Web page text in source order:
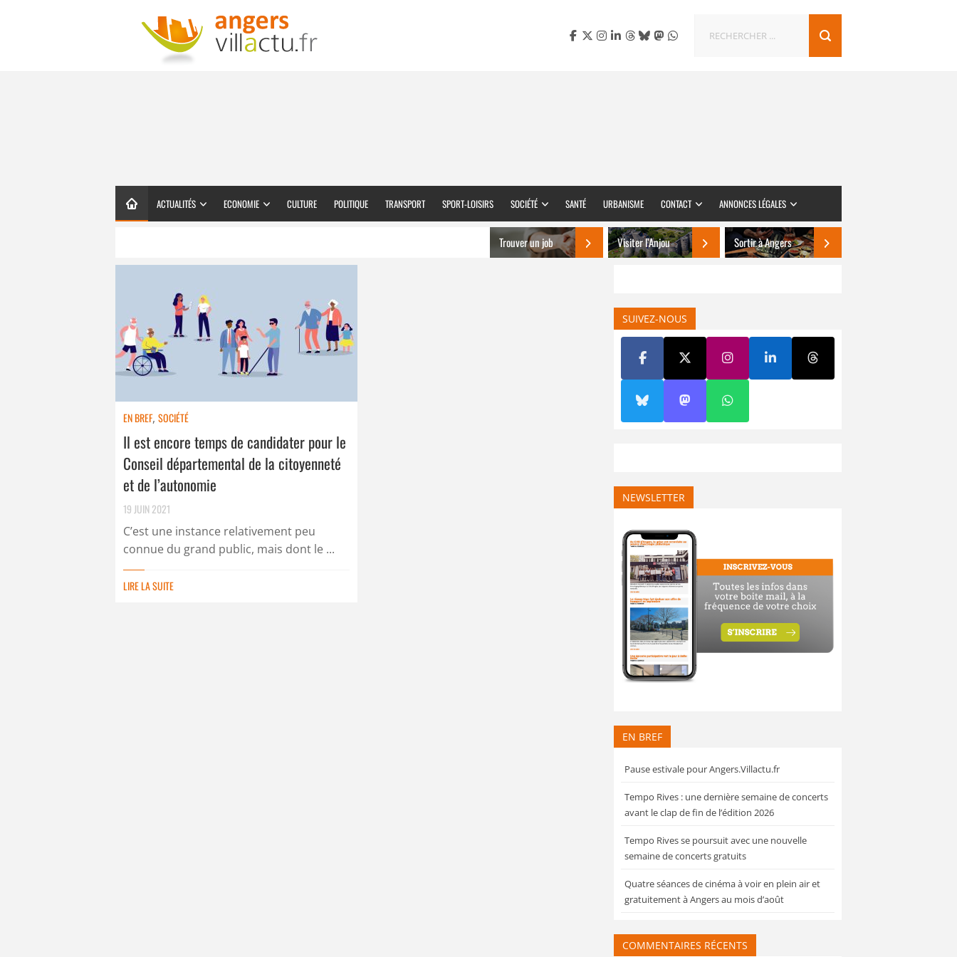
ACTUALITÉS ECONOMIE CULTURE POLITIQUE TRANSPORT SPORT-LOISIRS SOCIÉTÉ SANTÉ URBANISME CONTACT ANNONCES LÉGALES
Trouver un job Visiter l’Anjou Sortir à Angers
EN BREF, SOCIÉTÉ
Il est encore temps de candidater pour le
Conseil départemental de la citoyenneté
et de l’autonomie
19 JUIN 2021
C’est une instance relativement peu
connue du grand public, mais dont le ...
LIRE LA SUITE
SUIVEZ-NOUS
NEWSLETTER
EN BREF
Pause estivale pour Angers.Villactu.fr
Tempo Rives : une dernière semaine de concerts
avant le clap de fin de l’édition 2026
Tempo Rives se poursuit avec une nouvelle
semaine de concerts gratuits
Quatre séances de cinéma à voir en plein air et
gratuitement à Angers au mois d’août
COMMENTAIRES RÉCENTS